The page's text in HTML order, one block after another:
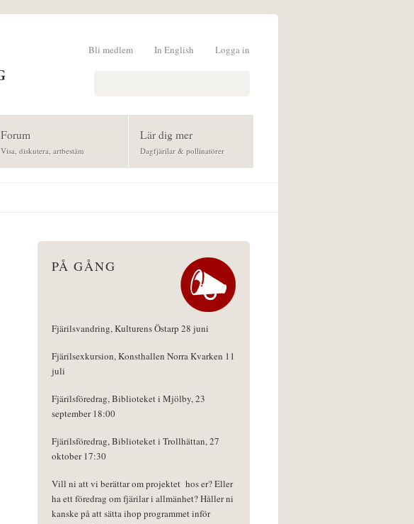
Logga in
In English
Bli medlem
Forum
Visa, diskutera, artbestäm
Lär dig mer
Dagfjärilar & pollinatörer
PÅ GÅNG
Fjärilsvandring, Kulturens Östarp 28 juni
Fjärilsexkursion, Konsthallen Norra Kvarken 11
juli
Fjärilsföredrag, Biblioteket i Mjölby, 23
september 18:00
Fjärilsföredrag, Biblioteket i Trollhättan, 27
oktober 17:30
Vill ni att vi berättar om projektet hos er? Eller
ha ett föredrag om fjärilar i allmänhet? Håller ni
kanske på att sätta ihop programmet inför